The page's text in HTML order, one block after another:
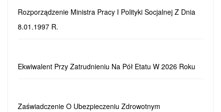
Rozporządzenie Ministra Pracy I Polityki Socjalnej Z Dnia
8.01.1997 R.
Ekwiwalent Przy Zatrudnieniu Na Pół Etatu W 2026 Roku
Zaświadczenie O Ubezpieczeniu Zdrowotnym